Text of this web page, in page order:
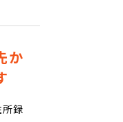
か
所録